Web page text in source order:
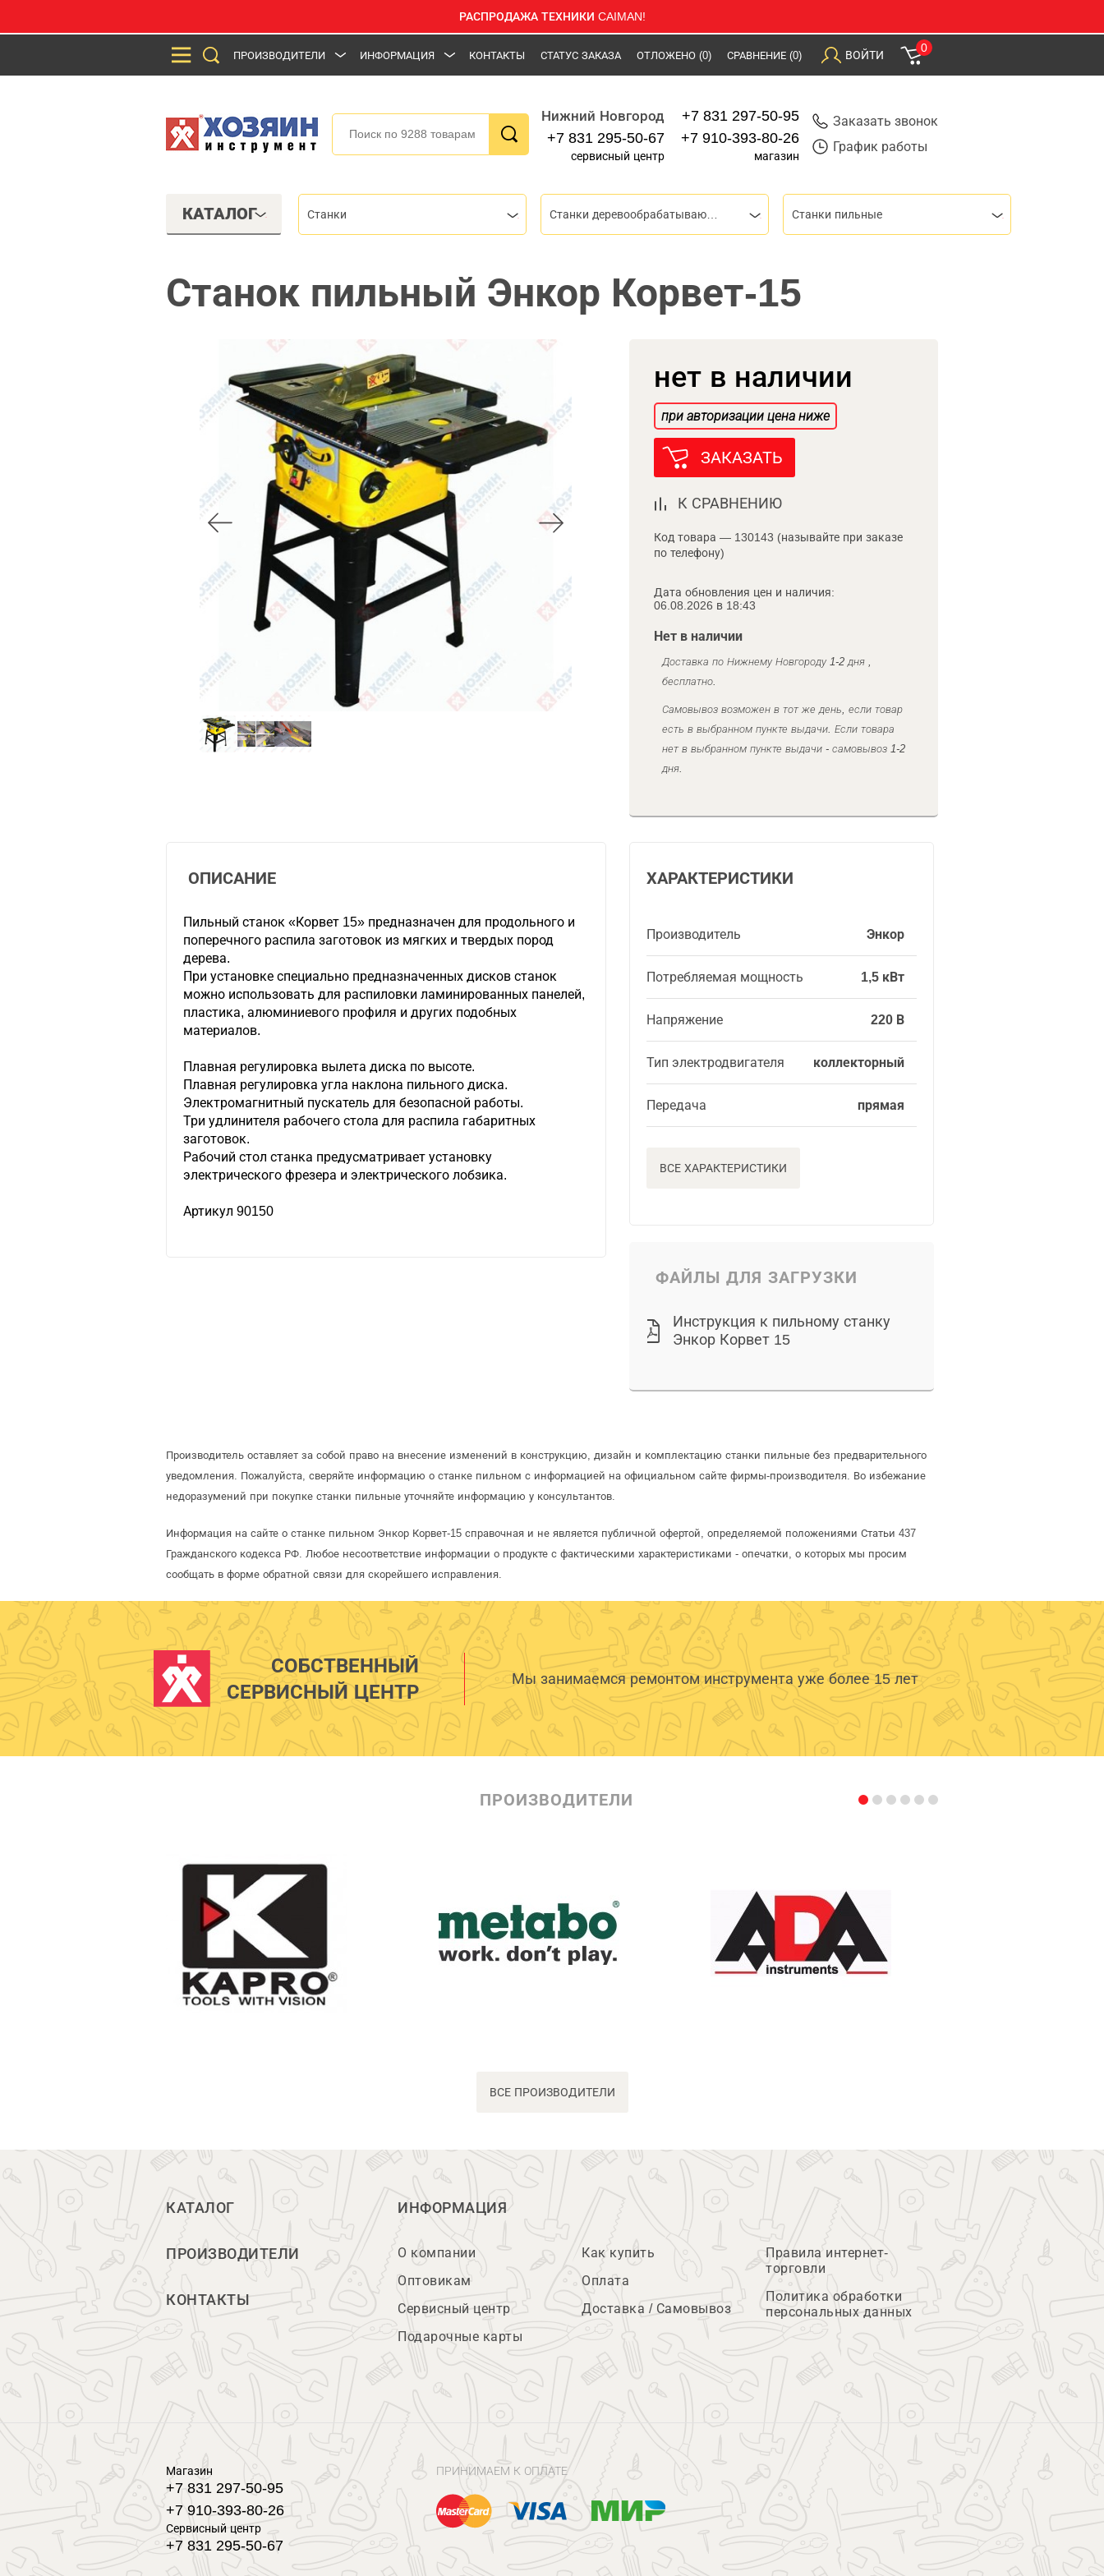
РАСПРОДАЖА ТЕХНИКИ CAIMAN!
ПРОИЗВОДИТЕЛИ ИНФОРМАЦИЯ КОНТАКТЫ СТАТУС ЗАКАЗА ОТЛОЖЕНО (0) СРАВНЕНИЕ (0) ВОЙТИ
0
Нижний Новгород
+7 831 295-50-67
сервисный центр
+7 831 297-50-95
+7 910-393-80-26
магазин
Заказать звонок
График работы
КАТАЛОГ Станки Станки пильные
Станок пильный Энкор Корвет-15
нет в наличии
при авторизации цена ниже
ЗАКАЗАТЬ
К СРАВНЕНИЮ
Код товара — 130143 (называйте при заказе
по телефону)
Дата обновления цен и наличия:
06.08.2026 в 18:43
Нет в наличии
Доставка по Нижнему Новгороду 1-2 дня ,
бесплатно.
Самовывоз возможен в тот же день, если товар
есть в выбранном пункте выдачи. Если товара
нет в выбранном пункте выдачи - самовывоз 1-2
дня.
ХАРАКТЕРИСТИКИ
Производитель Энкор
Потребляемая мощность 1,5 кВт
Напряжение 220 В
Тип электродвигателя коллекторный
Передача прямая
ВСЕ ХАРАКТЕРИСТИКИ
ФАЙЛЫ ДЛЯ ЗАГРУЗКИ
Инструкция к пильному станку
Энкор Корвет 15
ОПИСАНИЕ
Пильный станок «Корвет 15» предназначен для продольного и
поперечного распила заготовок из мягких и твердых пород
дерева.
При установке специально предназначенных дисков станок
можно использовать для распиловки ламинированных панелей,
пластика, алюминиевого профиля и других подобных
материалов.
Плавная регулировка вылета диска по высоте.
Плавная регулировка угла наклона пильного диска.
Электромагнитный пускатель для безопасной работы.
Три удлинителя рабочего стола для распила габаритных
заготовок.
Рабочий стол станка предусматривает установку
электрического фрезера и электрического лобзика.
Артикул 90150
Производитель оставляет за собой право на внесение изменений в конструкцию, дизайн и комплектацию станки пильные без предварительного
уведомления. Пожалуйста, сверяйте информацию о станке пильном с информацией на официальном сайте фирмы-производителя. Во избежание
недоразумений при покупке станки пильные уточняйте информацию у консультантов.
Информация на сайте о станке пильном Энкор Корвет-15 справочная и не является публичной офертой, определяемой положениями Статьи 437
Гражданского кодекса РФ. Любое несоответствие информации о продукте с фактическими характеристиками - опечатки, о которых мы просим
сообщать в форме обратной связи для скорейшего исправления.
СОБСТВЕННЫЙ
СЕРВИСНЫЙ ЦЕНТР
Мы занимаемся ремонтом инструмента уже более 15 лет
ПРОИЗВОДИТЕЛИ
ВСЕ ПРОИЗВОДИТЕЛИ
КАТАЛОГ
ПРОИЗВОДИТЕЛИ
КОНТАКТЫ
ИНФОРМАЦИЯ
О компании
Оптовикам
Сервисный центр
Подарочные карты
Как купить
Оплата
Доставка / Самовывоз
Правила интернет-
торговли
Политика обработки
персональных данных
Магазин
+7 831 297-50-95
+7 910-393-80-26
Сервисный центр
+7 831 295-50-67
ПРИНИМАЕМ К ОПЛАТЕ